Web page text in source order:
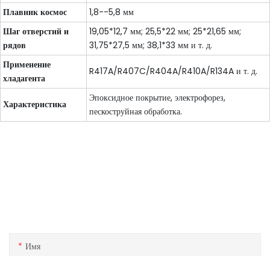
Плавник космос
1,8--5,8 мм
Шаг отверстий и
рядов
19,05*12,7 мм; 25,5*22 мм; 25*21,65 мм;
31,75*27,5 мм; 38,1*33 мм и т. д.
Применение
хладагента
R417A/R407C/R404A/R410A/R134A и т. д.
Характеристика
Эпоксидное покрытие, электрофорез,
пескоструйная обработка.
Имя